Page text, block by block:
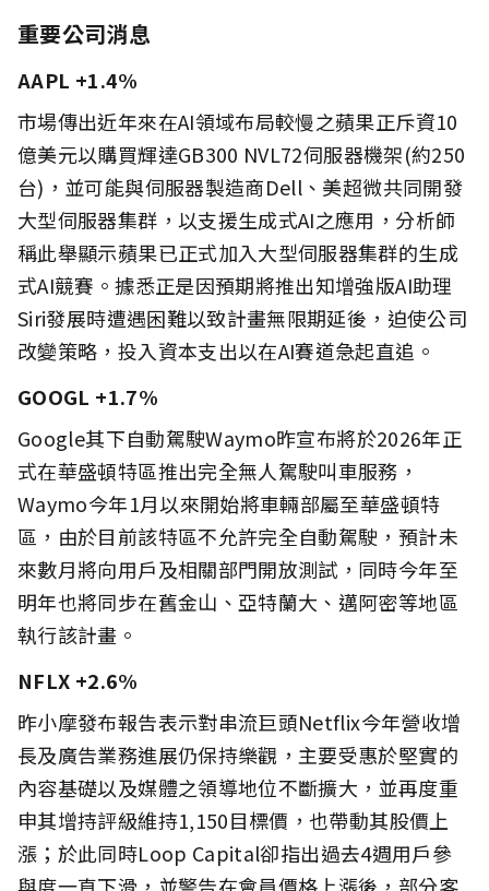
重要公司消息
AAPL +1.4%
市場傳出近年來在AI領域布局較慢之蘋果正斥資10
億美元以購買輝達GB300 NVL72伺服器機架(約250
台)，並可能與伺服器製造商Dell、美超微共同開發
大型伺服器集群，以支援生成式AI之應用，分析師
稱此舉顯示蘋果已正式加入大型伺服器集群的生成
式AI競賽。據悉正是因預期將推出知增強版AI助理
Siri發展時遭遇困難以致計畫無限期延後，迫使公司
改變策略，投入資本支出以在AI賽道急起直追。
GOOGL +1.7%
Google其下自動駕駛Waymo昨宣布將於2026年正
式在華盛頓特區推出完全無人駕駛叫車服務，
Waymo今年1月以來開始將車輛部屬至華盛頓特
區，由於目前該特區不允許完全自動駕駛，預計未
來數月將向用戶及相關部門開放測試，同時今年至
明年也將同步在舊金山、亞特蘭大、邁阿密等地區
執行該計畫。
NFLX +2.6%
昨小摩發布報告表示對串流巨頭Netflix今年營收增
長及廣告業務進展仍保持樂觀，主要受惠於堅實的
內容基礎以及媒體之領導地位不斷擴大，並再度重
申其增持評級維持1,150目標價，也帶動其股價上
漲；於此同時Loop Capital卻指出過去4週用戶參